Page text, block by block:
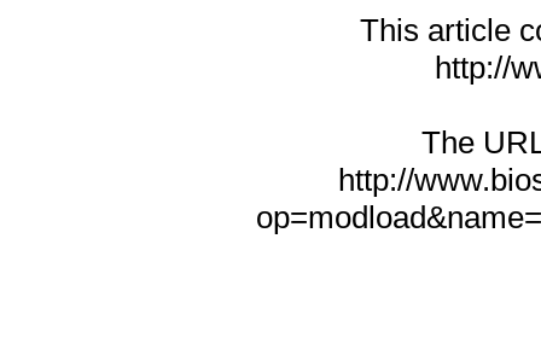
This article
http://
The
http://